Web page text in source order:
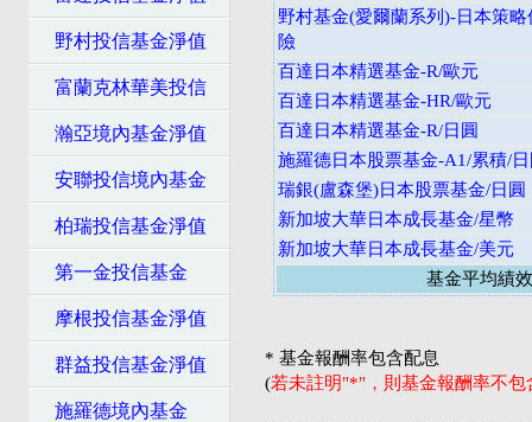
野村投信基金淨值
富蘭克林華美投信
瀚亞境內基金淨值
安聯投信境內基金
柏瑞投信基金淨值
第一金投信基金
摩根投信基金淨值
群益投信基金淨值
施羅德境內基金
野村基金(愛爾蘭系列)-日本策
險
百達日本精選基金-R/歐元
百達日本精選基金-HR/歐元
百達日本精選基金-R/日圓
施羅德日本股票基金-A1/累積/
瑞銀(盧森堡)日本股票基金/日圓
新加坡大華日本成長基金/星幣
新加坡大華日本成長基金/美元
基金平均績效
* 基金報酬率包含配息
(若未註明"*"，則基金報酬率不